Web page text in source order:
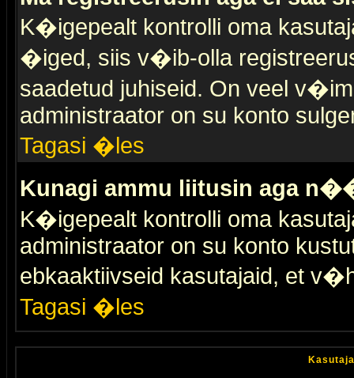
K�igepealt kontrolli oma
�iged, siis v�ib-olla
saadetud juhiseid. On veel
administraator on su konto
Tagasi �les
Kunagi ammu liitusin aga
K�igepealt kontrolli oma
administraator on su konto
ebkaaktiivseid kasutajaid, et
Tagasi �les